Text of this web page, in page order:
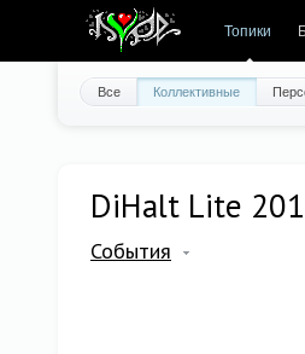
Топики
Все Коллективные
DiHalt Lite
События